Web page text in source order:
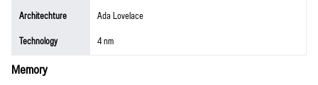
Architechture
Ada Lovelace
Technology
4 nm
Memory